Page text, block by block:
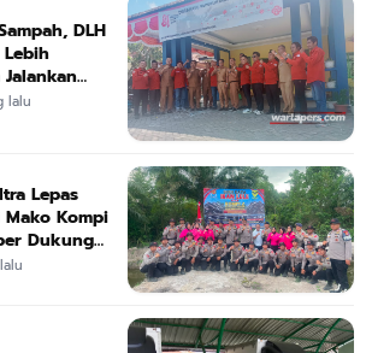
DLH
lalu
Lepas
Kompi
Dukung